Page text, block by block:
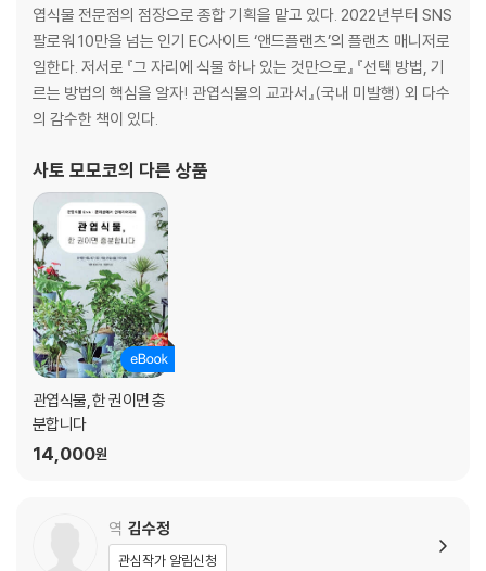
- 사계절의 GREEN LIFE
- 다양한 장식 아이디어로 식물의 매력을 돋보이게
PART 3
인기 식물을 소개합니다
- 목본류 tree
뽕나무과 / 야자과 / 도금양과 / 아욱과 / 협죽도과 / 물레나무과 / 벽오동
과 / 콩과 / 백합과 / 꼭두서니과 / 두릅나무과
- 초본류 leaf
극락조화과 / 천남성과 / 야자과 / 돌담배과 / 꼬리 고사리과
파인애플과 / 협죽도과 / 마란타과 / 고란초과
- 다육 식물 succulents
아스파라거스과 / 국화과 / 크산토로이아과 / 돌나물과 /
꿀풀과 / 에우프로니아과 / 선인장과 / 박과
- 물 주기의 기본
엽식물 전문점의 점장으로 종합 기획을 맡고 있다. 2022년부터 SNS
팔로워 10만을 넘는 인기 EC사이트 ‘앤드플랜츠’의 플랜츠 매니저로
일한다. 저서로 『그 자리에 식물 하나 있는 것만으로』 『선택 방법, 기
르는 방법의 핵심을 알자! 관엽식물의 교과서』(국내 미발행) 외 다수
의 감수한 책이 있다.
사토 모모코의 다른 상품
관엽식물, 한 권이면 충
분합니다
14,000원
역 김수정
관심작가 알림신청